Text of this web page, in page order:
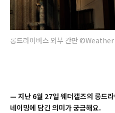
롱드라이버스 외부 간판
— 지난 6월 27일 웨더갤즈의 롱드
네이밍에 담긴 의미가 궁금해요.